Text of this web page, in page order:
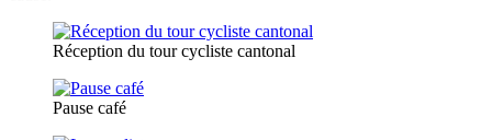
Réception du tour cycliste cantonal
Pause café